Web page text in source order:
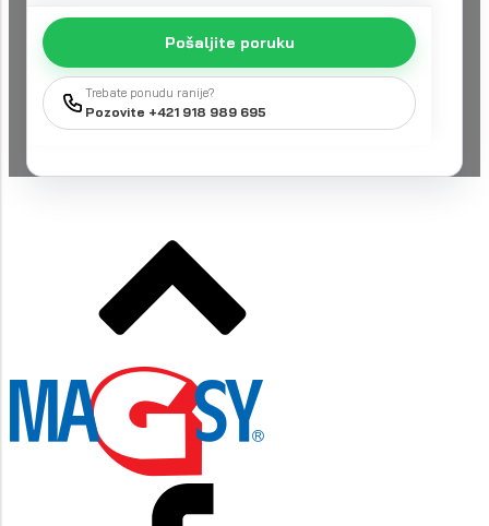
Pošaljite poruku
Trebate ponudu ranije?
Pozovite +421 918 989 695